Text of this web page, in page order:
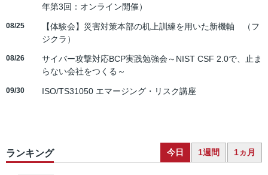
年第3回：オンライン開催）
08/25
【体験会】災害対策本部の机上訓練を用いた新機軸 （フ
ジクラ）
08/26
サイバー攻撃対応BCP実践勉強会～NIST CSF 2.0で、止ま
らない会社をつくる～
09/30 ISO/TS31050 エマージング・リスク講座
ランキング 今日 1週間 1ヵ月